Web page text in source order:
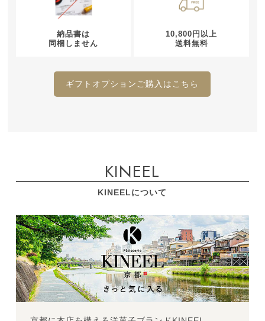
納品書は
同梱しません
10,800円以上
送料無料
ギフトオプションご購入はこちら
KINEEL
KINEELについて